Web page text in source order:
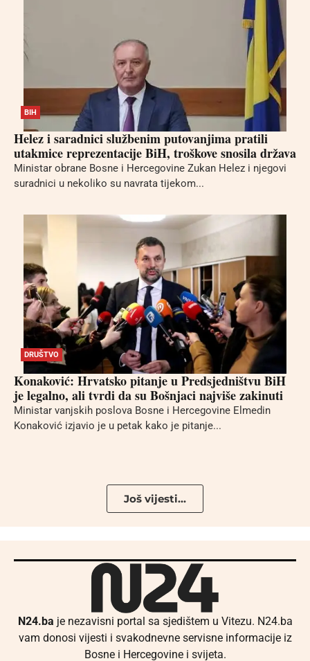
BIH
Helez i saradnici službenim putovanjima pratili
utakmice reprezentacije BiH, troškove snosila država
Ministar obrane Bosne i Hercegovine Zukan Helez i njegovi
suradnici u nekoliko su navrata tijekom...
DRUŠTVO
Konaković: Hrvatsko pitanje u Predsjedništvu BiH
je legalno, ali tvrdi da su Bošnjaci najviše zakinuti
Ministar vanjskih poslova Bosne i Hercegovine Elmedin
Konaković izjavio je u petak kako je pitanje...
Još vijesti...
N24.ba je nezavisni portal sa sjedištem u Vitezu. N24.ba
vam donosi vijesti i svakodnevne servisne informacije iz
Bosne i Hercegovine i svijeta.